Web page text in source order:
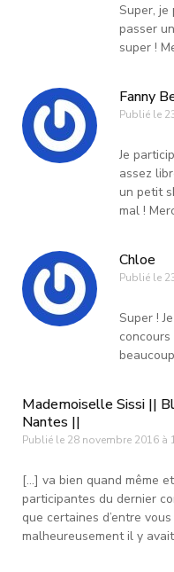
Super, je
passer
super !
Fanny
Publié le
Je
assez
un petit
mal !
Chloe
Publié le
Super !
Mademoiselle Sissi ||
Nantes ||
Publié le 28 novembre 2016 à
[…] va bien quand même
participantes du dernier
que certaines d’entre
malheureusement il y